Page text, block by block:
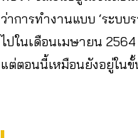
ว่าการทำงานแบบ ‘ระบ
ไปในเดือนเมษายน
แต่ตอนนี้เหมือนยังอยู่ในขั้